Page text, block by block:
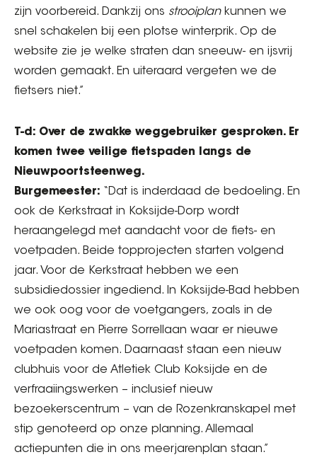
zijn voorbereid. Dankzij ons strooiplankunnen we
snel schakelen bij een plotse winterprik. Op de
website zie je welke straten dan sneeuw- en ijsvrij
worden gemaakt. En uiteraard vergeten we de
fietsers niet.”
T-d: Over de zwakke weggebruiker gesproken. Er
komen twee veilige fietspaden langs de
Nieuwpoortsteenweg.
Burgemeester: “Dat is inderdaad de bedoeling. En
ook de Kerkstraat in Koksijde-Dorp wordt
heraangelegd met aandacht voor de fiets- en
voetpaden. Beide topprojecten starten volgend
jaar. Voor de Kerkstraat hebben we een
subsidiedossier ingediend. In Koksijde-Bad hebben
we ook oog voor de voetgangers, zoals in de
Mariastraat en Pierre Sorrellaan waar er nieuwe
voetpaden komen. Daarnaast staan een nieuw
clubhuis voor de Atletiek Club Koksijde en de
verfraaiingswerken – inclusief nieuw
bezoekerscentrum – van de Rozenkranskapel met
stip genoteerd op onze planning. Allemaal
actiepunten die in ons meerjarenplan staan.”